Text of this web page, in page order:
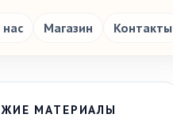
Магазин Контакты
МАТЕРИАЛЫ